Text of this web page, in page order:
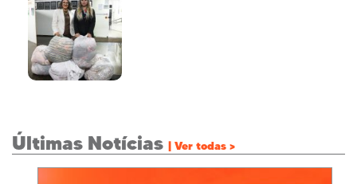
Últimas Notícias | Ver todas >